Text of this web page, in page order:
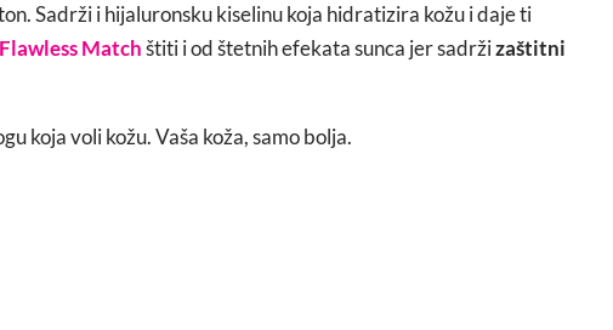
Sadrži i hijaluronsku kiselinu koja hidratizira kožu i daje ti
Flawless Matchštiti i od štetnih efekata sunca jer sadržizaštitni
koja voli kožu. Vaša koža, samo bolja.